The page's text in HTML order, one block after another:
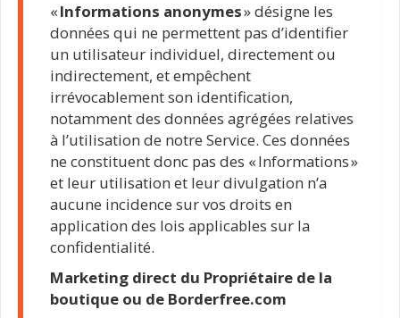
«Informations anonymes» désigne les
données qui ne permettent pas d’identifier
un utilisateur individuel, directement ou
indirectement, et empêchent
irrévocablement son identification,
notamment des données agrégées relatives
à l’utilisation de notre Service. Ces données
ne constituent donc pas des « Informations »
et leur utilisation et leur divulgation n’a
aucune incidence sur vos droits en
application des lois applicables sur la
confidentialité.
Marketing direct du Propriétaire de la
boutique ou de Borderfree.com